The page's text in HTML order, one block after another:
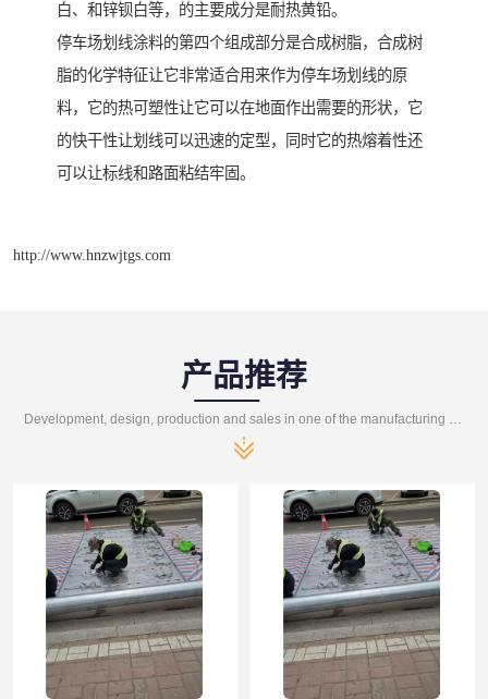
白、和锌钡白等，的主要成分是耐热黄铅。
停车场划线涂料的第四个组成部分是合成树脂，合成树
脂的化学特征让它非常适合用来作为停车场划线的原
料，它的热可塑性让它可以在地面作出需要的形状，它
的快干性让划线可以迅速的定型，同时它的热熔着性还
可以让标线和路面粘结牢固。
http://www.hnzwjtgs.com
产品推荐